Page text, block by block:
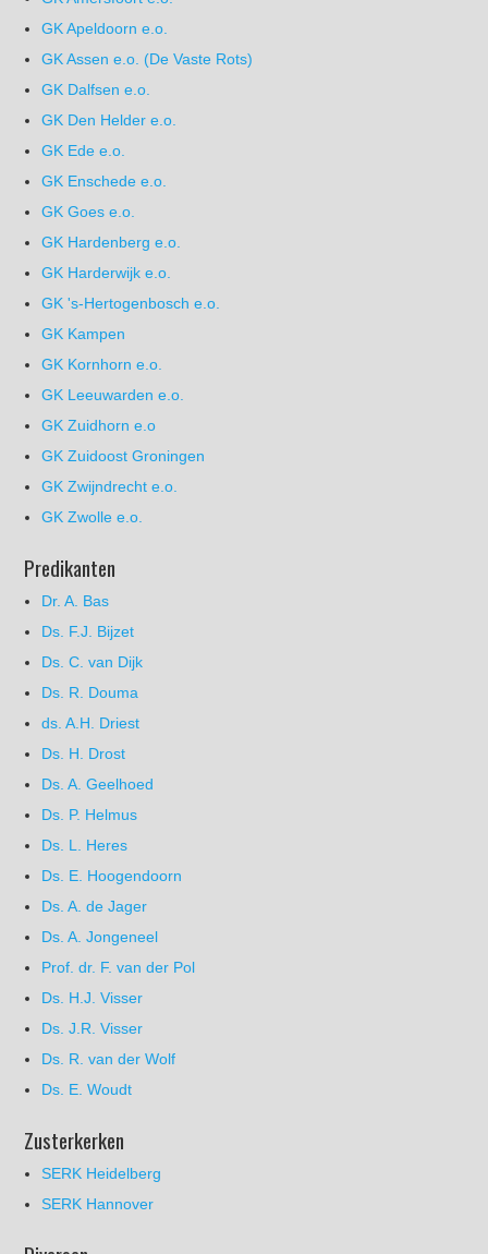
GK Apeldoorn e.o.
GK Assen e.o. (De Vaste Rots)
GK Dalfsen e.o.
GK Den Helder e.o.
GK Ede e.o.
GK Enschede e.o.
GK Goes e.o.
GK Hardenberg e.o.
GK Harderwijk e.o.
GK 's-Hertogenbosch e.o.
GK Kampen
GK Kornhorn e.o.
GK Leeuwarden e.o.
GK Zuidhorn e.o
GK Zuidoost Groningen
GK Zwijndrecht e.o.
GK Zwolle e.o.
Predikanten
Dr. A. Bas
Ds. F.J. Bijzet
Ds. C. van Dijk
Ds. R. Douma
ds. A.H. Driest
Ds. H. Drost
Ds. A. Geelhoed
Ds. P. Helmus
Ds. L. Heres
Ds. E. Hoogendoorn
Ds. A. de Jager
Ds. A. Jongeneel
Prof. dr. F. van der Pol
Ds. H.J. Visser
Ds. J.R. Visser
Ds. R. van der Wolf
Ds. E. Woudt
Zusterkerken
SERK Heidelberg
SERK Hannover